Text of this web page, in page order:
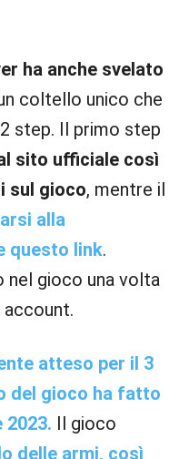
ha anche svelato
coltello unico che
step. Il primo step
sito ufficiale così
sul gioco, mentre il
alla
questo link.
gioco una volta
atteso per il 3
del gioco ha fatto
Il gioco
delle armi, così